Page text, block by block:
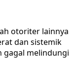
otoriter lainnya
dan sistemik
gagal melindungi